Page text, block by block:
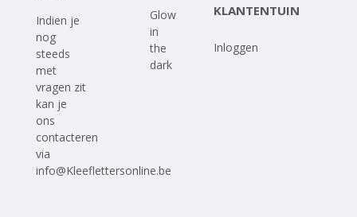
Indien je
nog
steeds
met
vragen zit
kan je
ons
contacteren
via
info@Kleeflettersonline.be
Glow
in
the
dark
KLANTENTUIN
Inloggen